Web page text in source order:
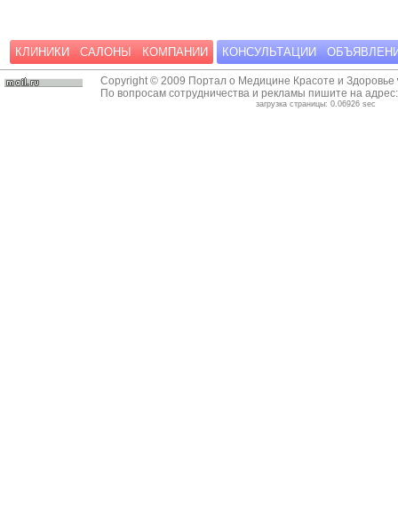
КЛИНИКИ САЛОНЫ КОМПАНИИ КОНСУЛЬТАЦИИ
Copyright © 2009 Портал о Медицине Красоте и Здоровье
По вопросам сотрудничества и рекламы пишите на
загрузка страницы: 0.06926 sec